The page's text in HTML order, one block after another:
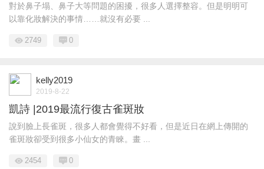
對於鼻子塌、鼻子大等問題的困擾，很多人選擇整容。但是明明可
以靠化妝解決的事情……就沒有必要 ...
2749 0
kelly2019
2019-8-22
凱詩 |2019最流行復古雀斑妝
說到臉上長雀斑，很多人都會覺得不好看，但是近日在網上傳開的
雀斑妝卻受到很多小仙女的青睞。畫 ...
2454 0